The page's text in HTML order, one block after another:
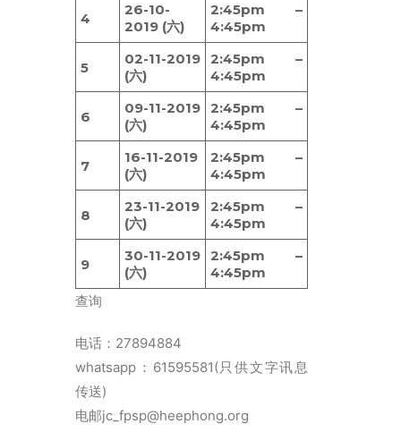
4
26-10-
2019 (六)
2:45pm –
4:45pm
5
02-11-2019
(六)
2:45pm –
4:45pm
6
09-11-2019
(六)
2:45pm –
4:45pm
7
16-11-2019
(六)
2:45pm –
4:45pm
8
23-11-2019
(六)
2:45pm –
4:45pm
9
30-11-2019
(六)
2:45pm –
4:45pm
查询
电话：27894884
whatsapp：61595581(只供文字讯息
传送)
电邮jc_fpsp@heephong.org